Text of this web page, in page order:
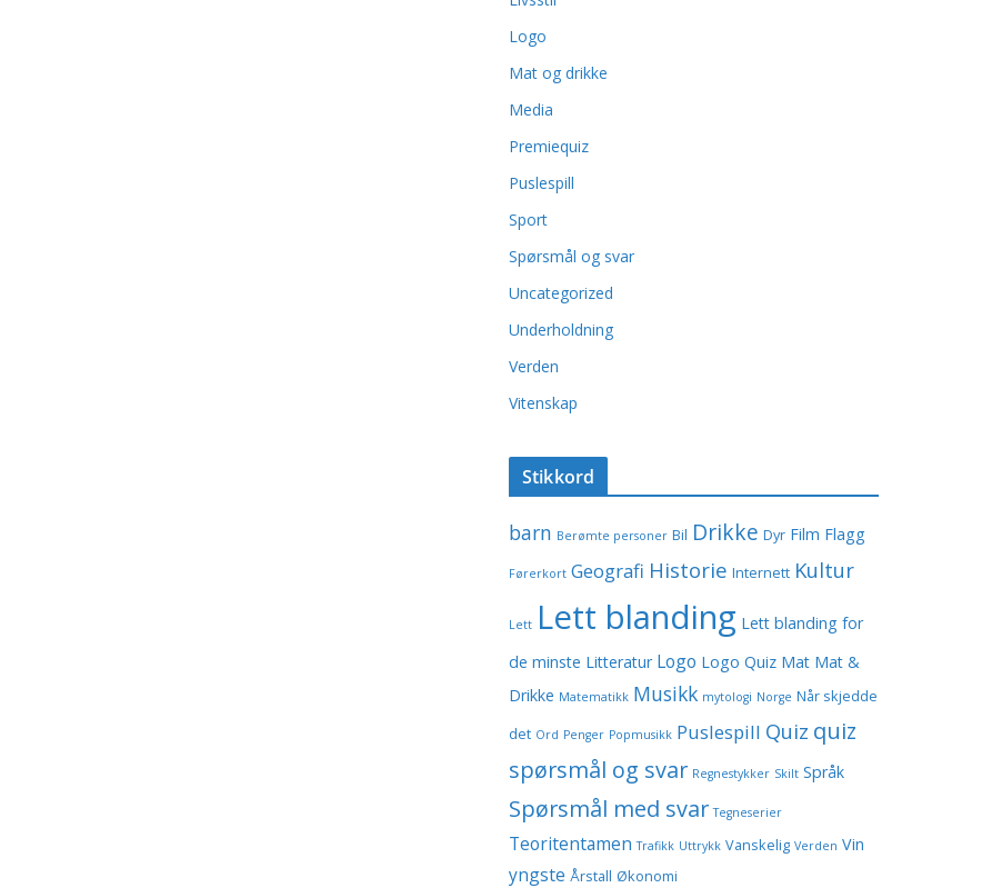
Logo
Mat og drikke
Media
Premiequiz
Puslespill
Sport
Spørsmål og svar
Uncategorized
Underholdning
Verden
Vitenskap
Stikkord
barn Berømte personer Bil Drikke Dyr Film Flagg
Førerkort Geografi Historie Internett Kultur
Lett Lett blanding Lett blanding for
de minste Litteratur Logo Logo Quiz Mat Mat &
Drikke Matematikk Musikk mytologi Norge Når skjedde
det Ord Penger Popmusikk Puslespill Quiz quiz
spørsmål og svar Regnestykker Skilt Språk
Spørsmål med svar Tegneserier
Teoritentamen Trafikk Uttrykk Vanskelig Verden Vin
yngste Årstall Økonomi